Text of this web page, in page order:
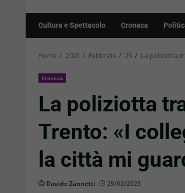
Cultura e Spettacolo Cronaca
Home 2025 Febbraio 25 La poliziotta
Cronaca
La poliziotta
Trento: «I
la città mi
Davide Zannetti 25/02/2025